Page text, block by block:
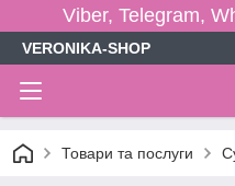
Viber, Telegram,
VERONIKA-SHOP
Товари та послуги